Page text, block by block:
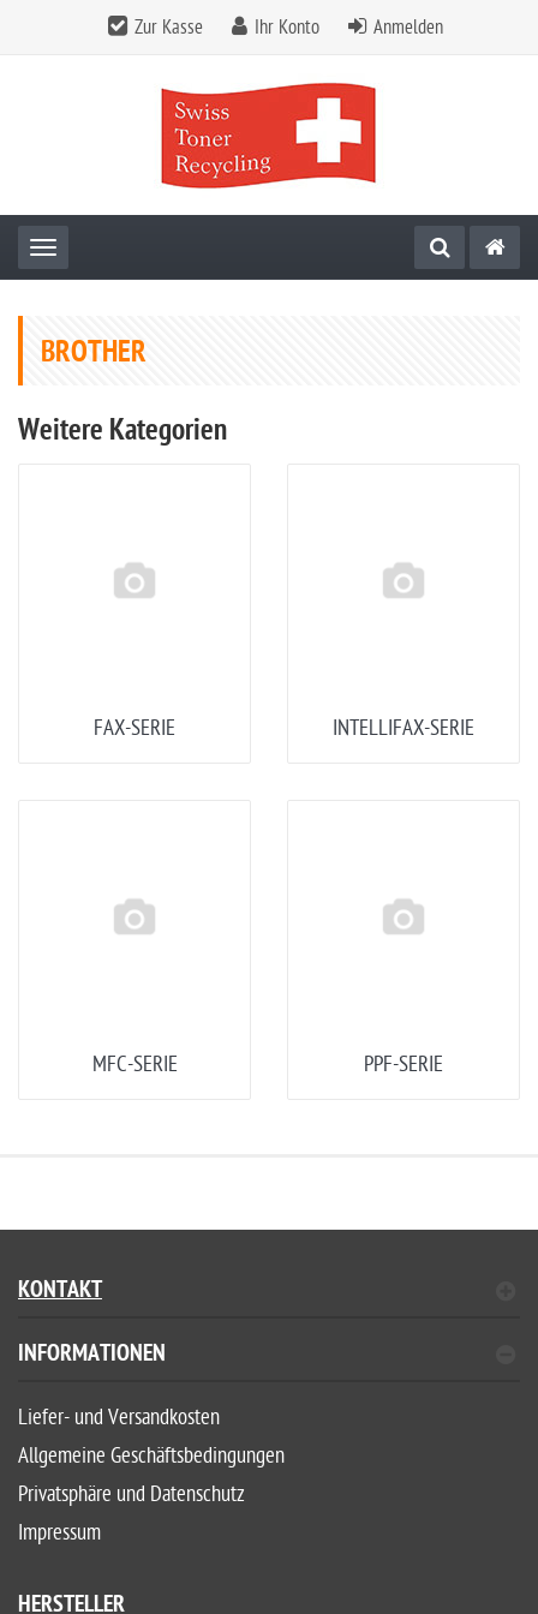
Zur Kasse Ihr Konto Anmelden
Toggle navigation
BROTHER
Weitere Kategorien
FAX-SERIE INTELLIFAX-SERIE
MFC-SERIE PPF-SERIE
KONTAKT
INFORMATIONEN
Liefer- und Versandkosten
Allgemeine Geschäftsbedingungen
Privatsphäre und Datenschutz
Impressum
HERSTELLER